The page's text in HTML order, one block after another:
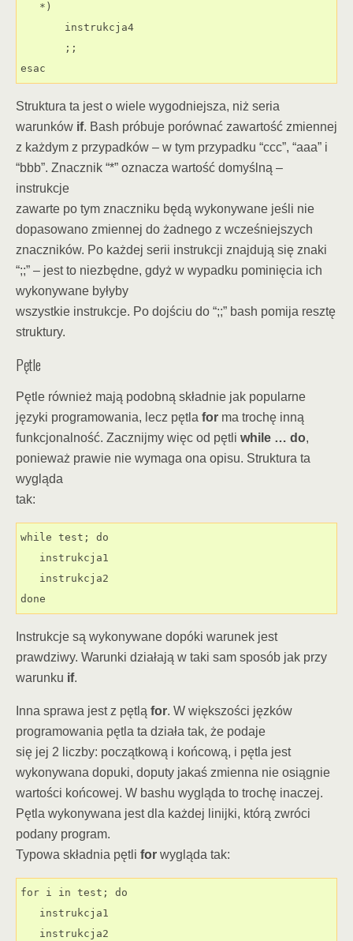
   *)
       instrukcja4
       ;;
esac
Struktura ta jest o wiele wygodniejsza, niż seria
warunków if. Bash próbuje porównać zawartość zmiennej
z każdym z przypadków – w tym przypadku “ccc”, “aaa” i
“bbb”. Znacznik “*” oznacza wartość domyślną –
instrukcje
zawarte po tym znaczniku będą wykonywane jeśli nie
dopasowano zmiennej do żadnego z wcześniejszych
znaczników. Po każdej serii instrukcji znajdują się znaki
“;;” – jest to niezbędne, gdyż w wypadku pominięcia ich
wykonywane byłyby
wszystkie instrukcje. Po dojściu do “;;” bash pomija resztę
struktury.
Pętle
Pętle również mają podobną składnie jak popularne
języki programowania, lecz pętla for ma trochę inną
funkcjonalność. Zacznijmy więc od pętli while … do,
ponieważ prawie nie wymaga ona opisu. Struktura ta
wygląda
tak:
while test; do
   instrukcja1
   instrukcja2
done
Instrukcje są wykonywane dopóki warunek jest
prawdziwy. Warunki działają w taki sam sposób jak przy
warunku if.
Inna sprawa jest z pętlą for. W większości jęzków
programowania pętla ta działa tak, że podaje
się jej 2 liczby: początkową i końcową, i pętla jest
wykonywana dopuki, doputy jakaś zmienna nie osiągnie
wartości końcowej. W bashu wygląda to trochę inaczej.
Pętla wykonywana jest dla każdej linijki, którą zwróci
podany program.
Typowa składnia pętli for wygląda tak:
for i in test; do
   instrukcja1
   instrukcja2